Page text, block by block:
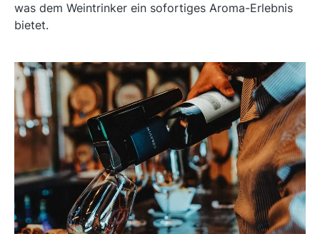
was dem Weintrinker ein sofortiges Aroma-Erlebnis
bietet.